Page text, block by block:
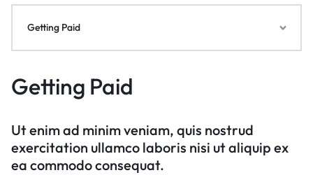
Getting Paid
Ut enim ad minim veniam, quis nostrud
exercitation ullamco laboris nisi ut aliquip ex
ea commodo consequat.
Getting Paid